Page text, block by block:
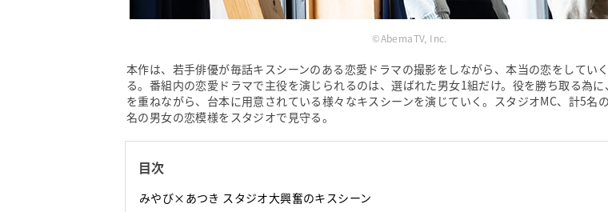
©AbemaTV, Inc.
本作は、若手俳優が毎話キスシーンのある恋愛ドラマの撮影をしながら、本当の恋をしてい
る。番組内の恋愛ドラマで主役を演じられるのは、選ばれた男女1組だけ。役を勝ち取る為
を重ねながら、台本に用意されている様々なキスシーンを演じていく。スタジオMC、計5名
名の男女の恋模様をスタジオで見守る。
目次
みやび×あつき スタジオ大興奮のキスシーン